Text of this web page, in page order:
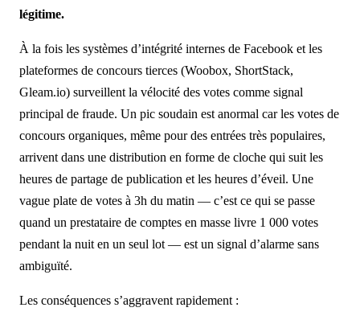
légitime.
À la fois les systèmes d’intégrité internes de Facebook et les
plateformes de concours tierces (Woobox, ShortStack,
Gleam.io) surveillent la vélocité des votes comme signal
principal de fraude. Un pic soudain est anormal car les votes de
concours organiques, même pour des entrées très populaires,
arrivent dans une distribution en forme de cloche qui suit les
heures de partage de publication et les heures d’éveil. Une
vague plate de votes à 3h du matin — c’est ce qui se passe
quand un prestataire de comptes en masse livre 1 000 votes
pendant la nuit en un seul lot — est un signal d’alarme sans
ambiguïté.
Les conséquences s’aggravent rapidement :